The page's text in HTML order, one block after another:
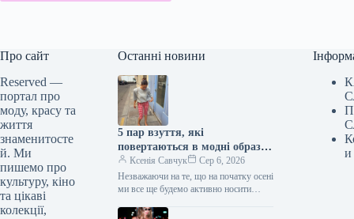
Про сайт
Reserved —
портал про
моду, красу та
життя
знаменитосте
й. Ми
пишемо про
культуру, кіно
та цікаві
колекції,
Останні новини
5 пар взуття, які
повертаються в модні образи
з приходом осені
Ксенія Савчук
Сер 6, 2026
Незважаючи на те, що на початку осені
ми все ще будемо активно носити
матимемо…
и